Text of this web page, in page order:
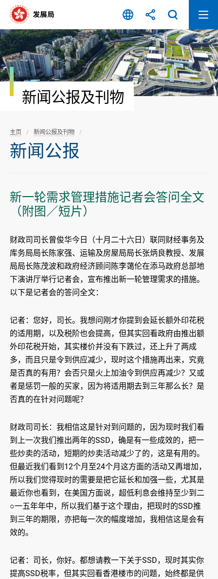
容
开
始
新闻公报及刊物
主页 新闻公报及刊物
新闻公报
新一轮需求管理措施记者会答问全文
（附图／短片）
财政司司长曾俊华今日（十月二十六日）联同财经事务及
库务局局长陈家强、运输及房屋局局长张炳良教授、发展
局局长陈茂波和政府经济顾问陈李蔼伦在添马政府总部地
下演讲厅举行记者会，宣布推出新一轮管理需求的措施。
以下是记者会的答问全文：
记者：您好，司长。我想问刚才你提到会延长额外印花税
的适用期，以及税阶也会提高，但其实回看政府由推出额
外印花税开始，其实楼价并没有下跌过，还上升了两成
多，而且只是令到供应减少，现时这个措施再出来，究竟
是否真的有用？会否只是火上加油令到供应再减少？又或
者是惩罚一般的买家，因为将适用期去到三年那么长？是
否真的在针对问题呢？
财政司司长：我相信这是针对到问题的，因为现时我们看
到上一次我们推出两年的SSD，确是有一些成效的，把一
些炒卖的活动，短期的炒卖活动减少了的，这是有用的。
但最近我们看到12个月至24个月这方面的活动又再增加，
所以我们觉得现时的需要是把它延长和加强一些，尤其是
最近你也看到，在美国方面说，超低利息会维持至少到二
○一五年年中，所以我们基于这个理由，把现时的SSD推
到三年的期限，亦把每一次的幅度增加，我相信这是会有
效的。
记者：司长，你好。都想请教一下关于SSD，现时其实你
提高SSD税率，但其实回看香港楼市的问题，始终都是供